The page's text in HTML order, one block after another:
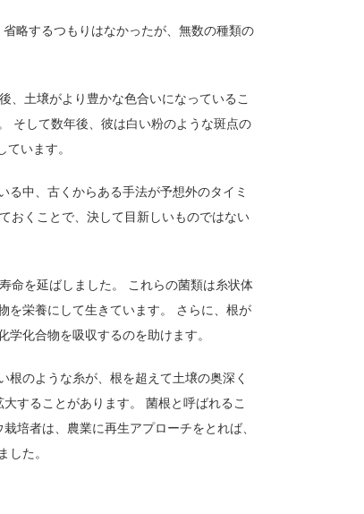
略するつもりはなかったが、無数の種類の
、土壌がより豊かな色合いになっているこ
そして数年後、彼は白い粉のような斑点の
います。
る中、古くからある手法が予想外のタイミ
おくことで、決して目新しいものではない
命を延ばしました。 これらの菌類は糸状体
を栄養にして生きています。 さらに、根が
化合物を吸収するのを助けます。
のような糸が、根を超えて土壌の奥深く
することがあります。 菌根と呼ばれるこ
培者は、農業に再生アプローチをとれば、
した。